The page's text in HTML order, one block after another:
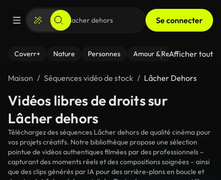
Se connecter
Coverr+ Nature Personnes Amour & Relations Le
Afficher tout
Maison Séquences vidéo de stock Lâcher Dehors
Vidéos libres de droits sur
Lâcher dehors
Téléchargez des séquences Lâcher dehors de qualité cinéma pour
vos projets créatifs. Notre bibliothèque propose une sélection
pointue de vidéos authentiques filmées par des professionnels –
capturant des moments réels et des compositions soignées – ainsi
que des clips générés par IA pour des arrière-plans en boucle et